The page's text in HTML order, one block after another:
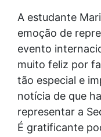
A estudante
emoção de
evento
muito feliz por
tão especial e
notícia de que
representar a
É gratificante